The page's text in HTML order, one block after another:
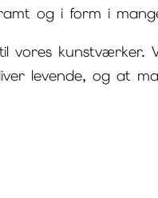
og i form i
vores
levende, og at